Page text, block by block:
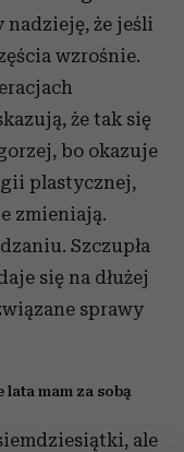
nadzieję, że jeśli
wzrośnie.
że tak się
bo okazuje
plastycznej,
zmieniają.
Szczupła
się na dłużej
sprawy
lata mam za sobą
ale